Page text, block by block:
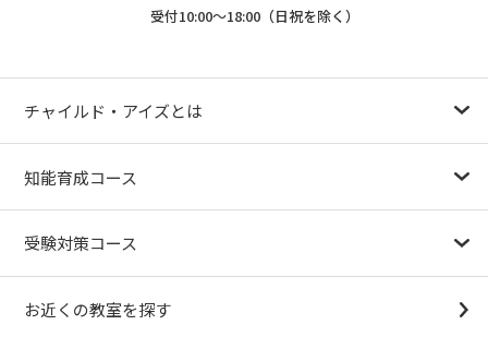
受付10:00〜18:00（日祝を除く）
チャイルド・アイズとは
知能育成コース
受験対策コース
（思考力アドバンスコースアストルム）
お近くの教室を探す